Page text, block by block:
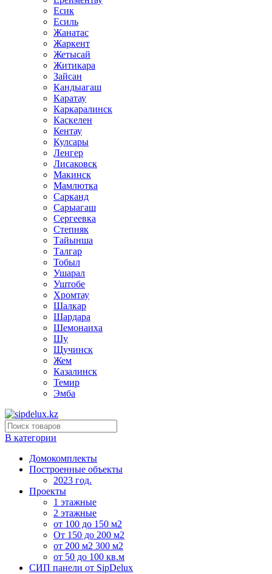
Есик
Есиль
Жанатас
Жаркент
Жетысай
Житикара
Зайсан
Кандыагаш
Каратау
Каркаралинск
Каскелен
Кентау
Кулсары
Ленгер
Лисаковск
Макинск
Мамлютка
Сарканд
Сарыагаш
Сергеевка
Степняк
Тайынша
Талгар
Тобыл
Ушарал
Уштобе
Хромтау
Шалкар
Шардара
Шемонаиха
Шу
Щучинск
Жем
Казалинск
Темир
Эмба
В категории
Домокомплекты
Построенные объекты
2023 год.
Проекты
1 этажные
2 этажные
от 100 до 150 м2
От 150 до 200 м2
от 200 м2 300 м2
от 50 до 100 кв.м
СИП панели от SipDelux